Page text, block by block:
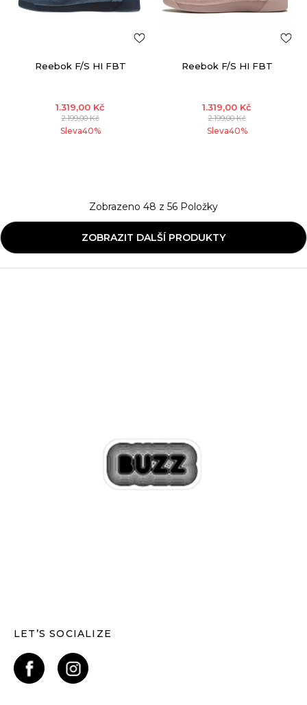
Reebok F/S HI FBT
1.319,00 Kč
2.199,00Kč
Sleva40%
Reebok F/S HI FBT
1.319,00 Kč
2.199,00Kč
Sleva40%
Zobrazeno 48 z 56 Položky
ZOBRAZIT DALŠÍ PRODUKTY
LET’S SOCIALIZE